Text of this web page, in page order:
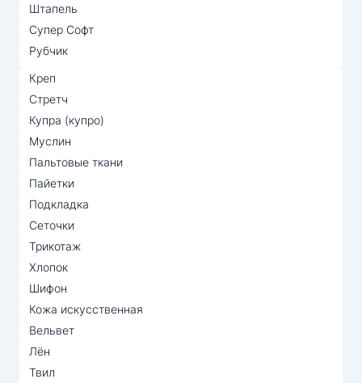
Штапель
Супер Софт
Рубчик
Креп
Стретч
Купра (купро)
Муслин
Пальтовые ткани
Пайетки
Подкладка
Сеточки
Трикотаж
Хлопок
Шифон
Кожа искусственная
Вельвет
Лён
Твил